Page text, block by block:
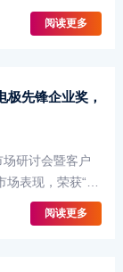
多个国家和地
阅读更多
极先锋企业奖，
研讨会暨客户
表现，荣获“20
后，方大炭素连
阅读更多